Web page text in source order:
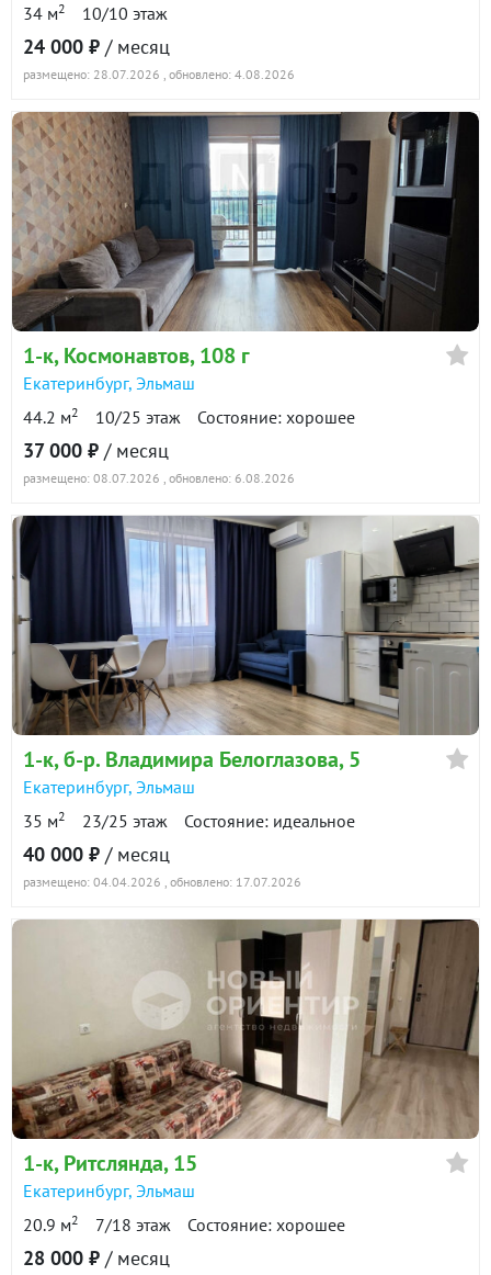
34 м2 10/10 этаж
24 000 ₽ / месяц
размещено: 28.07.2026 , обновлено: 4.08.2026
1-к, Космонавтов, 108 г
Екатеринбург, Эльмаш
44.2 м2 10/25 этаж Состояние: хорошее
37 000 ₽ / месяц
размещено: 08.07.2026 , обновлено: 6.08.2026
1-к, б-р. Владимира Белоглазова, 5
Екатеринбург, Эльмаш
35 м2 23/25 этаж Состояние: идеальное
40 000 ₽ / месяц
размещено: 04.04.2026 , обновлено: 17.07.2026
1-к, Ритслянда, 15
Екатеринбург, Эльмаш
20.9 м2 7/18 этаж Состояние: хорошее
28 000 ₽ / месяц